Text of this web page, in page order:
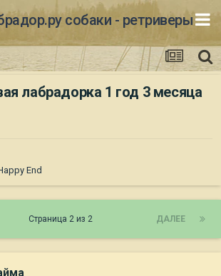
собаки - ретриверы
лабрадорка 1 год 3 месяца
End
ДАЛЕЕ
Страница 2 из 2